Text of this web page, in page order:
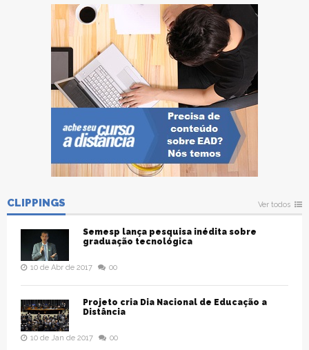
CLIPPINGS Ver todos
Semesp lança pesquisa inédita sobre
graduação tecnológica
10 de Abr de 2017 00
Projeto cria Dia Nacional de Educação a
Distância
10 de Jan de 2017 00